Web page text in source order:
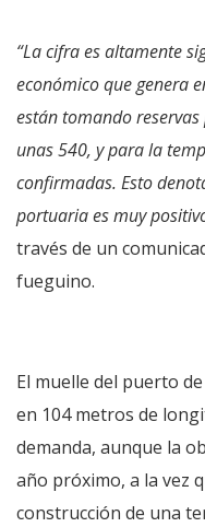
“La cifra es altamente
económico que genera
están tomando
unas 540, y para la
confirmadas. Esto
portuaria es muy
través de un
fueguino.
El muelle del puerto
en 104 metros de
demanda, aunque la
año próximo, a la vez
construcción de una